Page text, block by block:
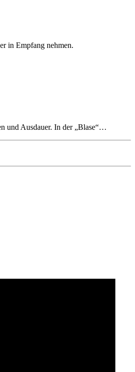
in Empfang nehmen.
und Ausdauer. In der „Blase“…